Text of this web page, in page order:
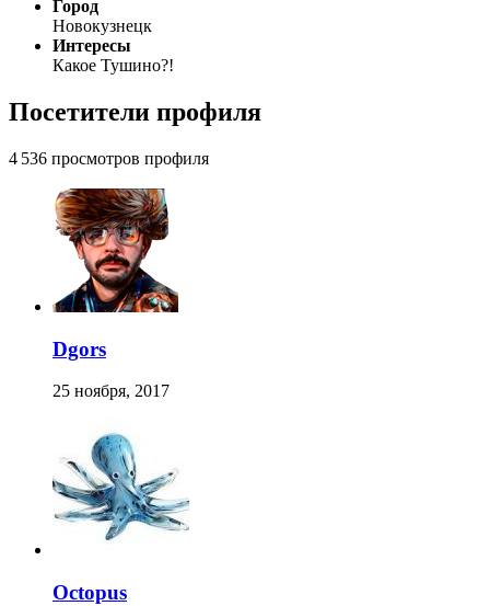
Город
Новокузнецк
Интересы
Какое Тушино?!
Посетители профиля
4 536 просмотров профиля
Dgors
25 ноября, 2017
Octopus